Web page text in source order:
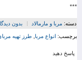
***
دسته: مربا و مارمالاد بدون
برچسب: انواع مربا طرز تهیه
پاسخ دهید